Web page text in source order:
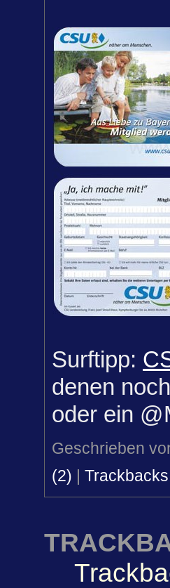
Surftipp:
denen
oder ein
Geschrieben
(2) |